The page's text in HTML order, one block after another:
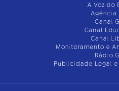
A Voz do
Agência
Canal
Canal
Canal
Monitoramento e
Rádio
Publicidade Legal